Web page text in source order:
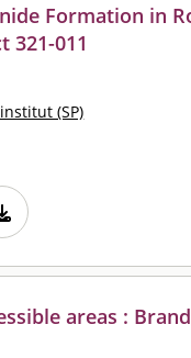
Formation in
321-011
(SP)
areas :